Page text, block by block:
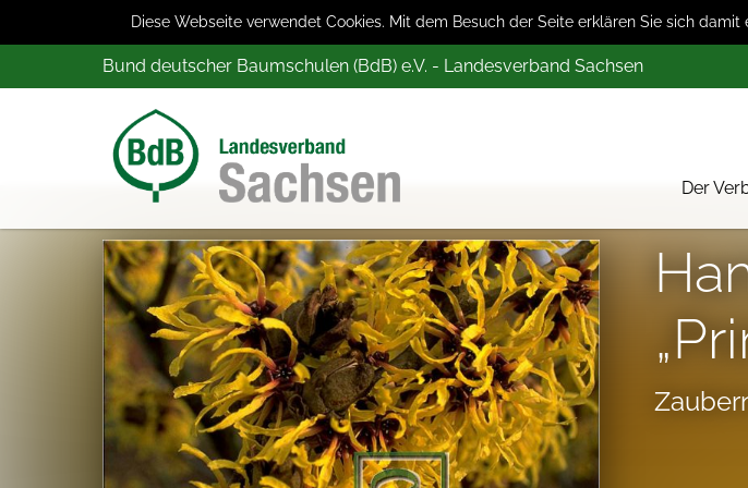
Diese Webseite verwendet Cookies. Mit dem Besuch der Seite erklären Sie sich damit
Bund deutscher Baumschulen (BdB) e.V. - Landesverband Sachsen
Der
Über uns
Werbung